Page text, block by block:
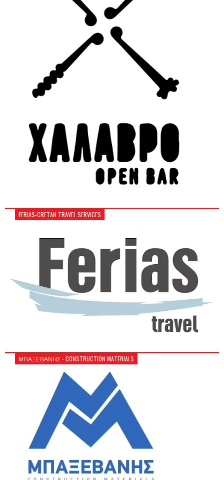
FERIAS-CRETAN TRAVEL SERVICES
ΜΠΑΞΕΒΑΝΗΣ - CONSTRUCTION MATERIALS